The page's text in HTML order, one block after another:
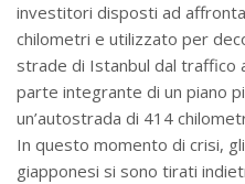
investitori disposti ad
chilometri e utilizzato per
strade di Istanbul dal traffico
parte integrante di un piano
un’autostrada di 414
In questo momento di crisi,
giapponesi si sono tirati